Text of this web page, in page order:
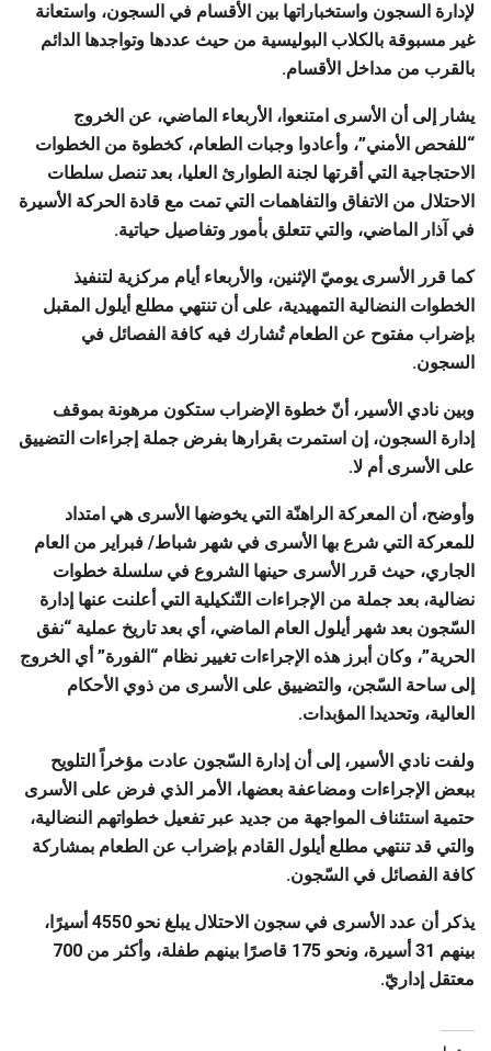
لإدارة السجون واستخباراتها بين الأقسام في السجون، واستعانة
غير مسبوقة بالكلاب البوليسية من حيث عددها وتواجدها الدائم
بالقرب من مداخل الأقسام.
يشار إلى أن الأسرى امتنعوا، الأربعاء الماضي، عن الخروج
“للفحص الأمني”، وأعادوا وجبات الطعام، كخطوة من الخطوات
الاحتجاجية التي أقرتها لجنة الطوارئ العليا، بعد تنصل سلطات
الاحتلال من الاتفاق والتفاهمات التي تمت مع قادة الحركة الأسيرة
في آذار الماضي، والتي تتعلق بأمور وتفاصيل حياتية.
كما قرر الأسرى يوميّ الإثنين، والأربعاء أيام مركزية لتنفيذ
الخطوات النضالية التمهيدية، على أن تنتهي مطلع أيلول المقبل
بإضراب مفتوح عن الطعام تُشارك فيه كافة الفصائل في
السجون.
وبين نادي الأسير، أنّ خطوة الإضراب ستكون مرهونة بموقف
إدارة السجون، إن استمرت بقرارها بفرض جملة إجراءات التضييق
على الأسرى أم لا.
وأوضح، أن المعركة الراهنّة التي يخوضها الأسرى هي امتداد
للمعركة التي شرع بها الأسرى في شهر شباط/ فبراير من العام
الجاري، حيث قرر الأسرى حينها الشروع في سلسلة خطوات
نضالية، بعد جملة من الإجراءات التّنكيلية التي أعلنت عنها إدارة
السّجون بعد شهر أيلول العام الماضي، أي بعد تاريخ عملية “نفق
الحرية”، وكان أبرز هذه الإجراءات تغيير نظام “الفورة” أي الخروج
إلى ساحة السّجن، والتضييق على الأسرى من ذوي الأحكام
العالية، وتحديدا المؤبدات.
ولفت نادي الأسير، إلى أن إدارة السّجون عادت مؤخراً التلويح
ببعض الإجراءات ومضاعفة بعضها، الأمر الذي فرض على الأسرى
حتمية استئناف المواجهة من جديد عبر تفعيل خطواتهم النضالية،
والتي قد تنتهي مطلع أيلول القادم بإضراب عن الطعام بمشاركة
كافة الفصائل في السّجون.
يذكر أن عدد الأسرى في سجون الاحتلال يبلغ نحو 4550 أسيرًا،
بينهم 31 أسيرة، ونحو 175 قاصرًا بينهم طفلة، وأكثر من 700
معتقل إداريّ.